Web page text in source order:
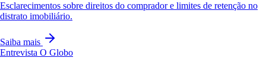
Esclarecimentos sobre direitos do comprador e limites de retenção no
distrato imobiliário.
Saiba mais
Entrevista O Globo